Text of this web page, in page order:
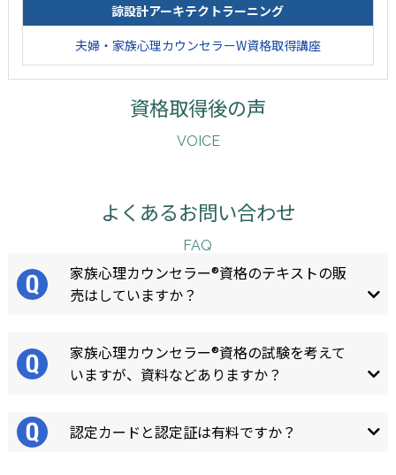
諒設計アーキテクトラーニング
夫婦・家族心理カウンセラーW資格取得講座
資格取得後の声
VOICE
よくあるお問い合わせ
FAQ
家族心理カウンセラー®資格のテキストの販
売はしていますか？
家族心理カウンセラー®資格の試験を考えて
いますが、資料などありますか？
認定カードと認定証は有料ですか？